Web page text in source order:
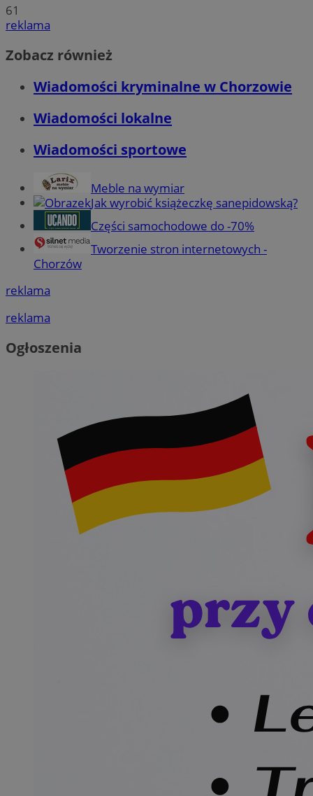
61
reklama
Zobacz również
Wiadomości kryminalne w Chorzowie
Wiadomości lokalne
Wiadomości sportowe
Meble na wymiar
Jak wyrobić książeczkę sanepidowską?
Części samochodowe do -70%
Tworzenie stron internetowych -
Chorzów
reklama
reklama
Ogłoszenia